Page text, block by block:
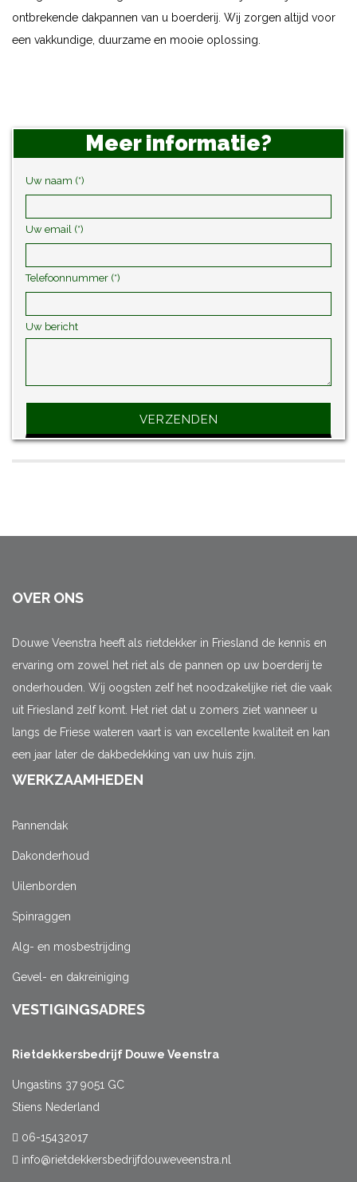
ontbrekende dakpannen van u boerderij. Wij zorgen altijd voor
een vakkundige, duurzame en mooie oplossing.
Meer informatie?
Uw naam (*)
Uw email (*)
Telefoonnummer (*)
Uw bericht
OVER ONS
Douwe Veenstra heeft als rietdekker in Friesland de kennis en
ervaring om zowel het riet als de pannen op uw boerderij te
onderhouden. Wij oogsten zelf het noodzakelijke riet die vaak
uit Friesland zelf komt. Het riet dat u zomers ziet wanneer u
langs de Friese wateren vaart is van excellente kwaliteit en kan
een jaar later de dakbedekking van uw huis zijn.
WERKZAAMHEDEN
Pannendak
Dakonderhoud
Uilenborden
Spinraggen
Alg- en mosbestrijding
Gevel- en dakreiniging
VESTIGINGSADRES
Rietdekkersbedrijf Douwe Veenstra
Ungastins 37 9051 GC
Stiens Nederland
06-15432017
info@rietdekkersbedrijfdouweveenstra.nl